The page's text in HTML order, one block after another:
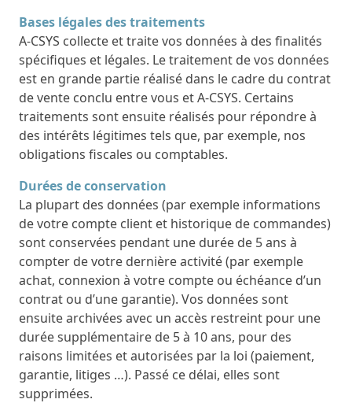
Bases légales des traitements
A-CSYS collecte et traite vos données à des finalités
spécifiques et légales. Le traitement de vos données
est en grande partie réalisé dans le cadre du contrat
de vente conclu entre vous et A-CSYS. Certains
traitements sont ensuite réalisés pour répondre à
des intérêts légitimes tels que, par exemple, nos
obligations fiscales ou comptables.
Durées de conservation
La plupart des données (par exemple informations
de votre compte client et historique de commandes)
sont conservées pendant une durée de 5 ans à
compter de votre dernière activité (par exemple
achat, connexion à votre compte ou échéance d’un
contrat ou d’une garantie). Vos données sont
ensuite archivées avec un accès restreint pour une
durée supplémentaire de 5 à 10 ans, pour des
raisons limitées et autorisées par la loi (paiement,
garantie, litiges …). Passé ce délai, elles sont
supprimées.